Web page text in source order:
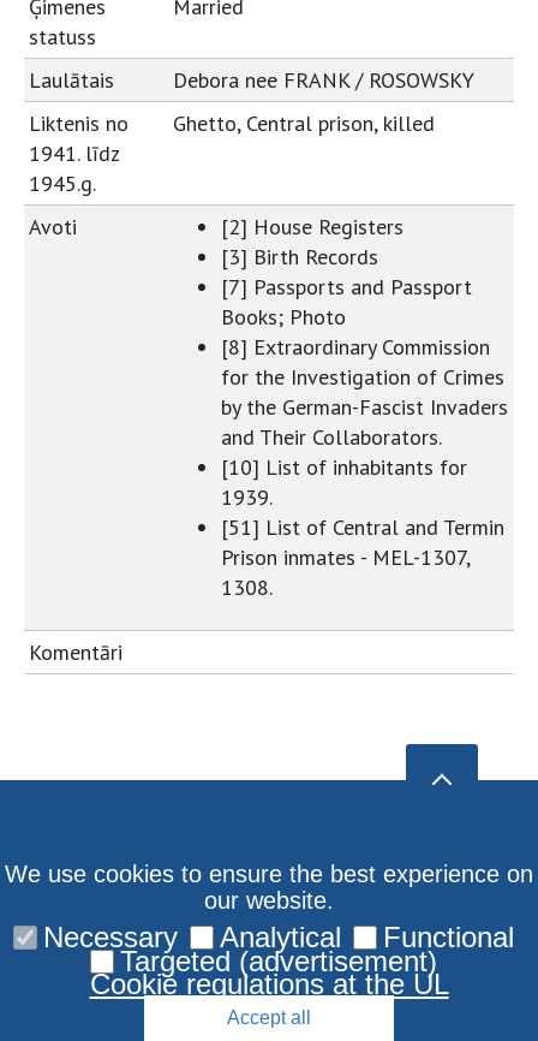
Ģimenes
statuss
Married
Laulātais
Debora nee FRANK / ROSOWSKY
Liktenis no
1941. līdz
1945.g.
Ghetto, Central prison, killed
Avoti
[2] House Registers
[3] Birth Records
[7] Passports and Passport
Books; Photo
[8] Extraordinary Commission
for the Investigation of Crimes
by the German-Fascist Invaders
and Their Collaborators.
[10] List of inhabitants for
1939.
[51] List of Central and Termin
Prison inmates - MEL-1307,
1308.
Komentāri
We use cookies to ensure the best experience on
our website.
Necessary Analytical Functional
Targeted (advertisement)
Cookie regulations at the UL
Accept all